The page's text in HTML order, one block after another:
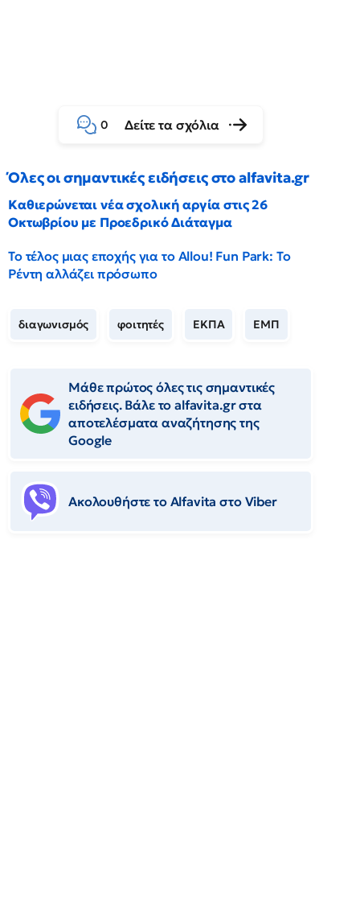
0 Δείτε τα σχόλια
Όλες οι σημαντικές ειδήσεις στο alfavita.gr
Καθιερώνεται νέα σχολική αργία στις 26
Οκτωβρίου με Προεδρικό Διάταγμα
Το τέλος μιας εποχής για το Allou! Fun Park: Το
Ρέντη αλλάζει πρόσωπο
διαγωνισμός φοιτητές ΕΚΠΑ ΕΜΠ
Μάθε πρώτος όλες τις σημαντικές
ειδήσεις. Βάλε το alfavita.gr στα
αποτελέσματα αναζήτησης της
Google
Ακολουθήστε το Αlfavita στο Viber